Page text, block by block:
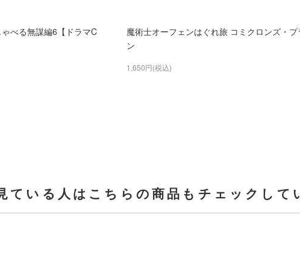
べる無謀編6【ドラマC
魔術士オーフェンはぐれ旅 コミクロンズ・プ
ン
1,650円(税込)
ている人はこちらの商品もチェックして